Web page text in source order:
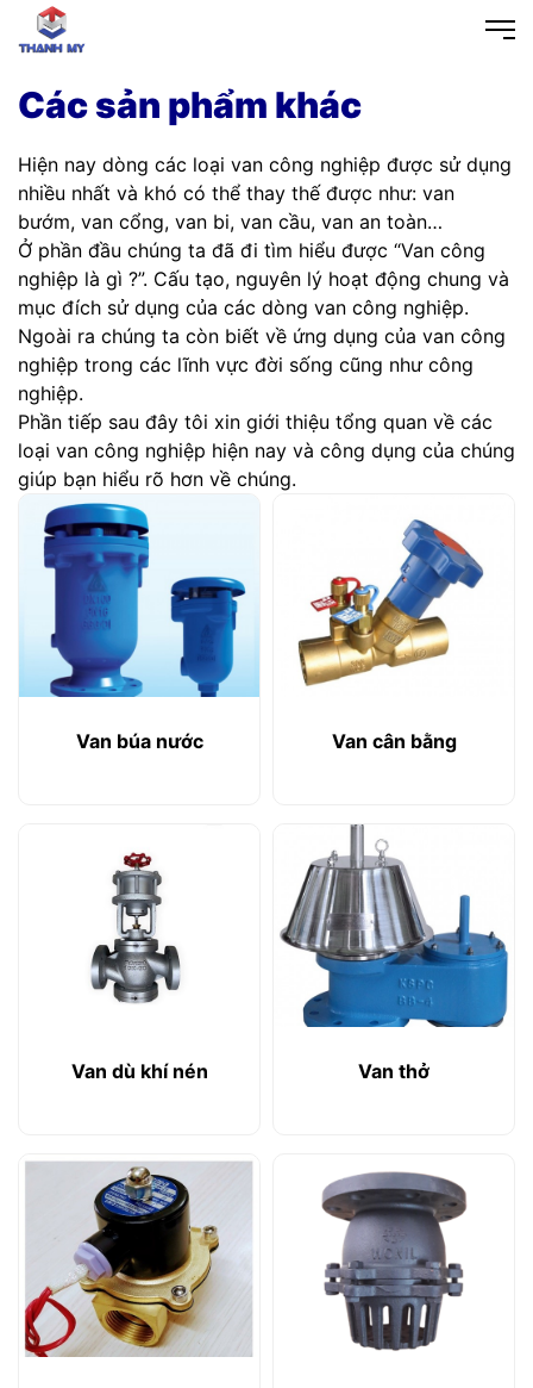
Các sản phẩm khác
Hiện nay dòng các loại van công nghiệp được sử dụng
nhiều nhất và khó có thể thay thế được như: van
bướm, van cổng, van bi, van cầu, van an toàn…
Ở phần đầu chúng ta đã đi tìm hiểu được “Van công
nghiệp là gì ?”. Cấu tạo, nguyên lý hoạt động chung và
mục đích sử dụng của các dòng van công nghiệp.
Ngoài ra chúng ta còn biết về ứng dụng của van công
nghiệp trong các lĩnh vực đời sống cũng như công
nghiệp.
Phần tiếp sau đây tôi xin giới thiệu tổng quan về các
loại van công nghiệp hiện nay và công dụng của chúng
giúp bạn hiểu rõ hơn về chúng.
Van búa nước Van cân bằng
Van dù khí nén Van thở